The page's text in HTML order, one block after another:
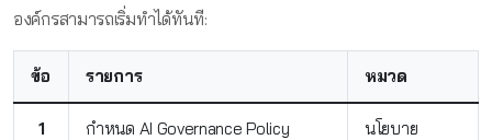
องค์กรสามารถเริ่มทำได้ทันที:
ข้อ รายการ หมวด
1 กำหนด AI Governance Policy นโยบาย